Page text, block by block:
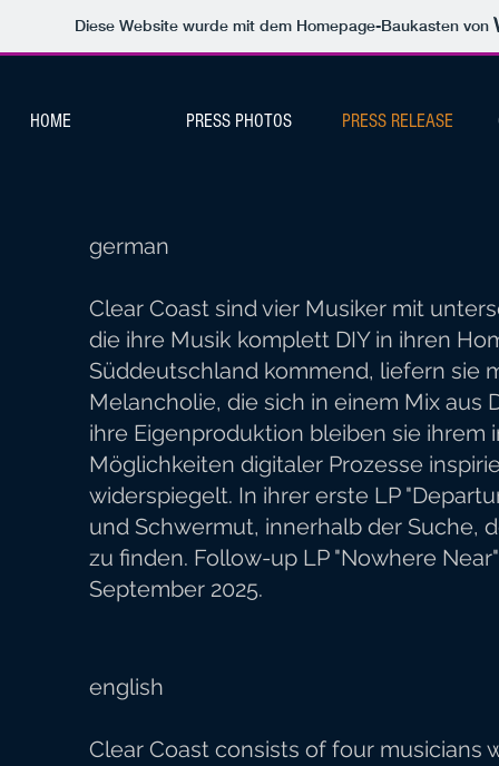
Diese Website wurde mit dem Homepage-Baukasten von
HOME PRESS PHOTOS PRESS RELEASE
german
Clear Coast sind vier Musiker mit
die ihre Musik komplett DIY in ihren
Süddeutschland kommend, liefern sie
Melancholie, die sich in einem Mix aus
ihre Eigenproduktion bleiben sie
Möglichkeiten digitaler Prozesse
widerspiegelt. In ihrer erste LP
und Schwermut, innerhalb der Suche,
zu finden. Follow-up LP "Nowhere
September 2025.
english
Clear Coast consists of four musicians